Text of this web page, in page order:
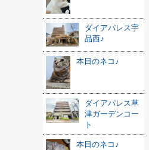
ダイアパレス宇
品西♪
本日のネコ♪
ダイアパレス草
津ガーデンコー
ト
本日のネコ♪